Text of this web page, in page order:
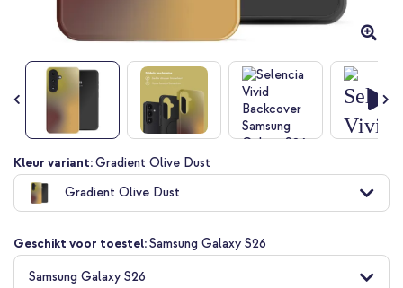
Ga
naar
begin
de
afbeeldingen-
gallerij
Kleur variant:Gradient Olive Dust
Gradient Olive Dust
Geschikt voor toestel:Samsung Galaxy S26
Samsung Galaxy S26